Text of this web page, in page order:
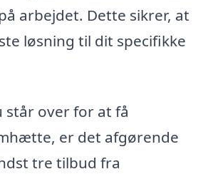
arbejdet. Dette sikrer, at
løsning til dit specifikke
står over for at få
er det afgørende
tre tilbud fra